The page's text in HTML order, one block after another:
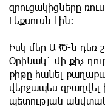
զրուցակիցները
Լեքսուսն էին։
Իսկ մեր ԱՀԾ-ն դեռ
Օրինակ` մի քիչ
քիթը հանել
վերջապես զբաղվել
պետության